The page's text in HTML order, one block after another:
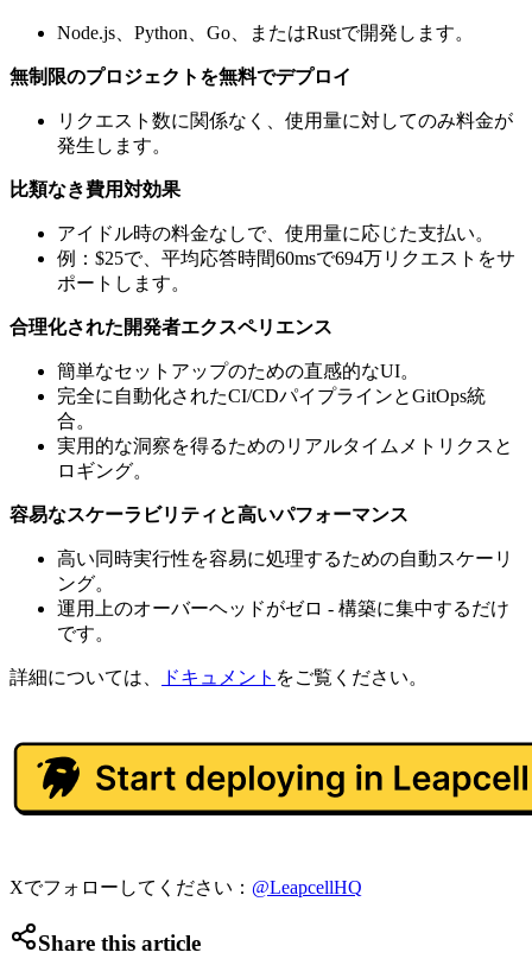
Node.js、Python、Go、またはRustで開発します。
無制限のプロジェクトを無料でデプロイ
リクエスト数に関係なく、使用量に対してのみ料金が
発生します。
比類なき費用対効果
アイドル時の料金なしで、使用量に応じた支払い。
例：$25で、平均応答時間60msで694万リクエストをサ
ポートします。
合理化された開発者エクスペリエンス
簡単なセットアップのための直感的なUI。
完全に自動化されたCI/CDパイプラインとGitOps統
合。
実用的な洞察を得るためのリアルタイムメトリクスと
ロギング。
容易なスケーラビリティと高いパフォーマンス
高い同時実行性を容易に処理するための自動スケーリ
ング。
運用上のオーバーヘッドがゼロ - 構築に集中するだけ
です。
詳細については、 ドキュメント をご覧ください。
Xでフォローしてください： @LeapcellHQ
Share this article